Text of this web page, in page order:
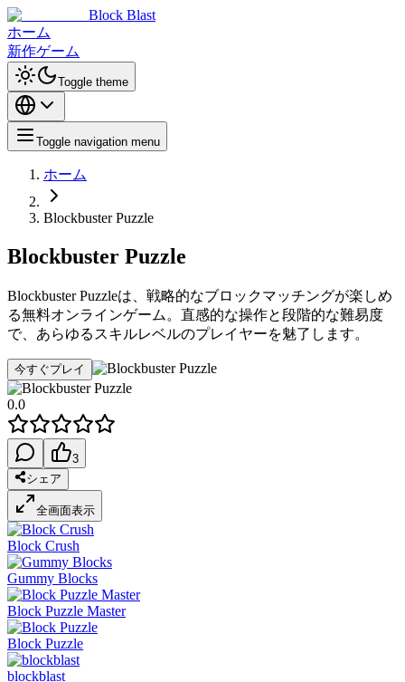
Block Blast
ホーム
新作ゲーム
Toggle theme
Toggle navigation menu
ホーム
Blockbuster Puzzle
Blockbuster Puzzle
Blockbuster Puzzleは、戦略的なブロックマッチングが楽しめ
る無料オンラインゲーム。直感的な操作と段階的な難易度
で、あらゆるスキルレベルのプレイヤーを魅了します。
今すぐプレイ
0.0
3
シェア
全画面表示
Block Crush
Gummy Blocks
Block Puzzle Master
Block Puzzle
blockblast